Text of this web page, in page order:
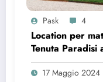
Pask 4
Location per
Tenuta
prenotazioni
17 Maggio 2024